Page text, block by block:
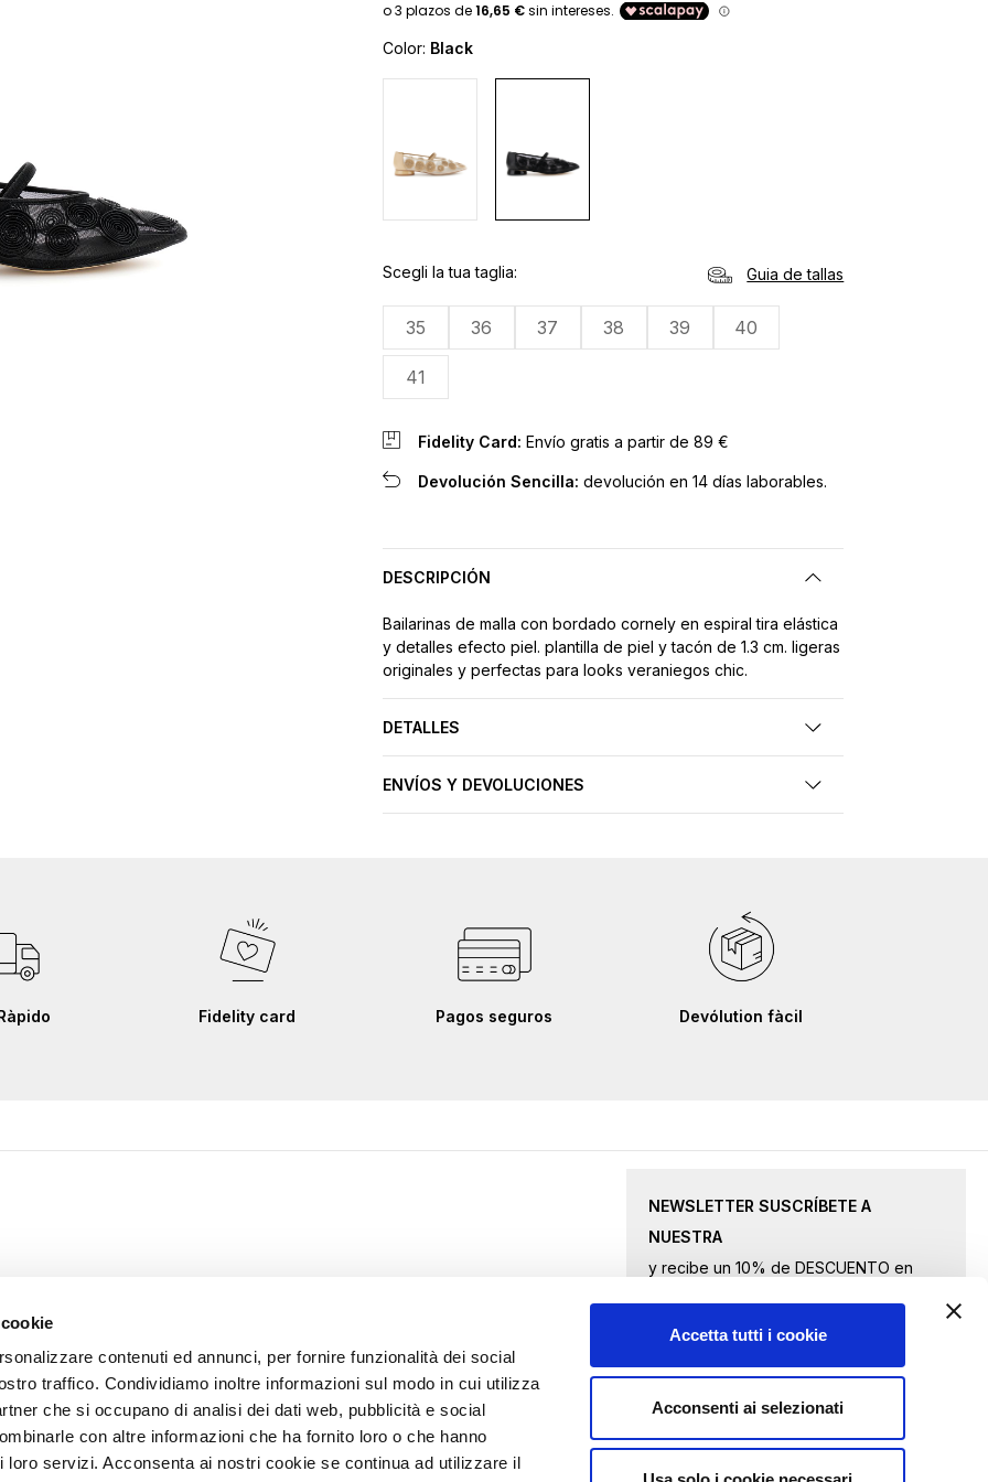
contenuti ed annunci, per fornire funzionalità dei social
traffico. Condividiamo inoltre informazioni sul modo in cui utilizza
che si occupano di analisi dei dati web, pubblicità e social
con altre informazioni che ha fornito loro o che hanno
loro servizi. Acconsenta ai nostri cookie se continua ad utilizzare il
Accetta tutti i cookie
Acconsenti ai selezionati
Color: Black
Scegli la tua taglia
35 36 37 38 39 40
41
Guia de tallas
Fidelity Card: Envío gratis a partir de 89 €
Devolución Sencilla: devolución en 14 días laborables.
DESCRIPCIÓN
Bailarinas de malla con bordado cornely en espiral tira elástica
y detalles efecto piel. plantilla de piel y tacón de 1.3 cm. ligeras
originales y perfectas para looks veraniegos chic.
DETALLES
ENVÍOS Y DEVOLUCIONES
Fidelity card Pagos seguros Devólution fàcil
NEWSLETTER SUSCRÍBETE A
NUESTRA
y recibe un 10% de DESCUENTO en
a
nuestro
boletín
de